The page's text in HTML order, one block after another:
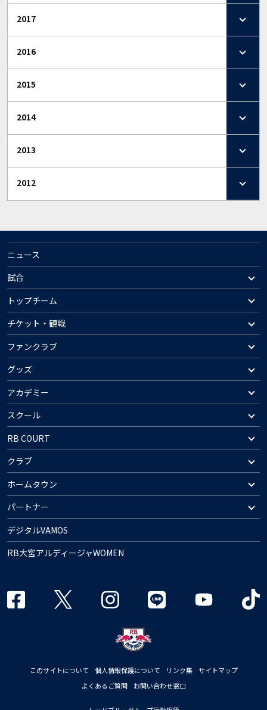
2017
2016
2015
2014
2013
2012
ニュース
試合
トップチーム
チケット・観戦
ファンクラブ
グッズ
アカデミー
スクール
RB COURT
クラブ
ホームタウン
パートナー
デジタルVAMOS
RB大宮アルディージャWOMEN
このサイトについて 個人情報保護について リンク集
サイトマップ
よくあるご質問
お問い合わせ窓口